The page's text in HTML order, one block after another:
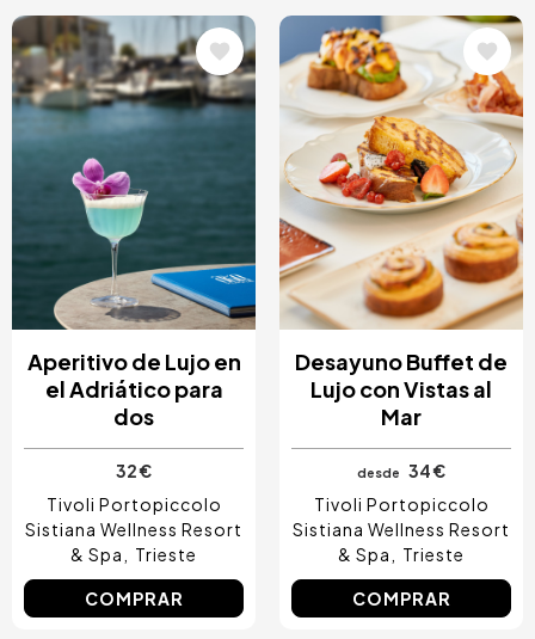
Image
Aperitivo de Lujo en
el Adriático para
dos
32 €
Tivoli Portopiccolo
Sistiana Wellness Resort
& Spa
Trieste
COMPRAR
Image
Desayuno Buffet de
Lujo con Vistas al
Mar
desde
34 €
Tivoli Portopiccolo
Sistiana Wellness Resort
& Spa
Trieste
COMPRAR